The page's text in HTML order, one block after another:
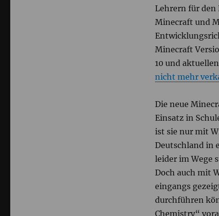
Lehrern für den
Minecraft und
Minecraft
10 und
nicht mehr
Die neue
Einsatz in
ist sie nur mit
Deutschland in
leider im Wege
Doch auch mit
eingangs
durchführen
Chemistry“